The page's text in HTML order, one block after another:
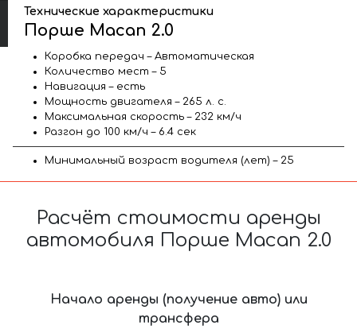
Технические характеристики
Порше Macan 2.0
Коробка передач – Автоматическая
Количество мест – 5
Навигация – есть
Мощность двигателя – 265 л. с.
Максимальная скорость – 232 км/ч
Разгон до 100 км/ч – 6.4 сек
Минимальный возраст водителя (лет) – 25
Расчёт стоимости аренды
автомобиля Порше Macan 2.0
Начало аренды (получение авто) или
трансфера